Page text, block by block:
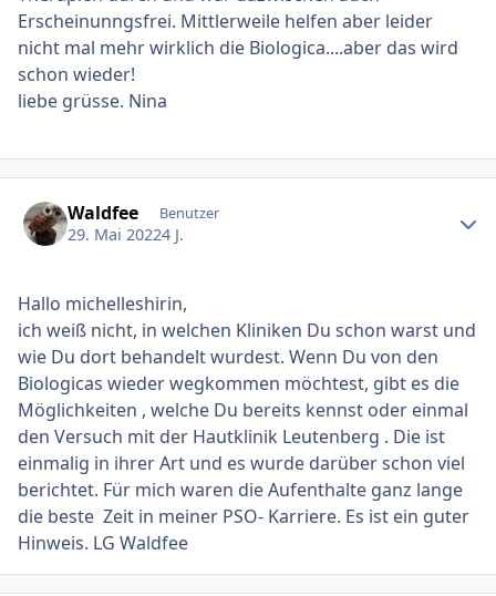
Erscheinunngsfrei. Mittlerweile helfen aber leider
nicht mal mehr wirklich die Biologica....aber das wird
schon wieder!
liebe grüsse. Nina
Waldfee Benutzer
29. Mai 20224 J.
Hallo michelleshirin,
ich weiß nicht, in welchen Kliniken Du schon warst und
wie Du dort behandelt wurdest. Wenn Du von den
Biologicas wieder wegkommen möchtest, gibt es die
Möglichkeiten , welche Du bereits kennst oder einmal
den Versuch mit der Hautklinik Leutenberg . Die ist
einmalig in ihrer Art und es wurde darüber schon viel
berichtet. Für mich waren die Aufenthalte ganz lange
die beste Zeit in meiner PSO- Karriere. Es ist ein guter
Hinweis. LG Waldfee